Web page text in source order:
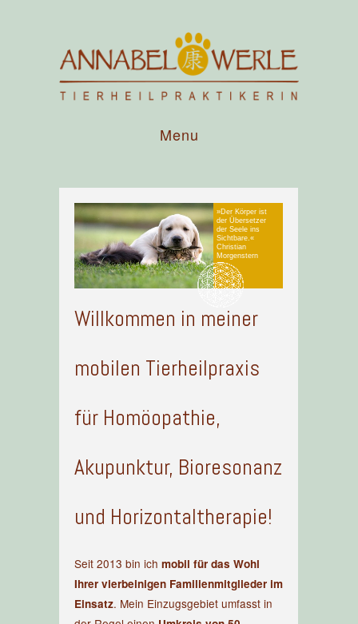
Menu
»Der Körper ist
der Übersetzer
der Seele ins
Sichtbare.«
Christian
Morgenstern
Willkommen in meiner
mobilen Tierheilpraxis
für Homöopathie,
Akupunktur, Bioresonanz
und Horizontaltherapie!
Seit 2013 bin ichmobil für das Wohl
Ihrer vierbeinigen Familienmitglieder im
Einsatz. Mein Einzugsgebiet umfasst in